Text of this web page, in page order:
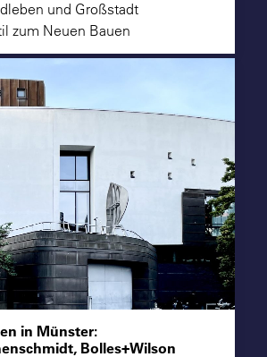
und Großstadt
zum Neuen Bauen
in Münster:
Bolles+Wilson